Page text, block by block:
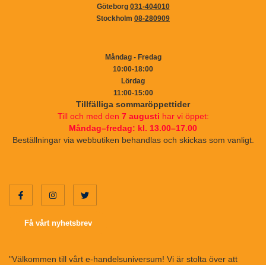
Göteborg 031-404010
Stockholm 08-280909
Måndag - Fredag
10:00-18:00
Lördag
11:00-15:00
Tillfälliga sommaröppettider
Till och med den 7 augusti har vi öppet:
Måndag–fredag: kl. 13.00–17.00
Beställningar via webbutiken behandlas och skickas som vanligt.
Få vårt nyhetsbrev
"Välkommen till vårt e-handelsuniversum! Vi är stolta över att